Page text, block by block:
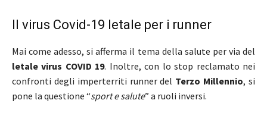
Il virus Covid-19 letale per i runner
Mai come adesso, si afferma il tema della salute per via del
letale virus COVID 19. Inoltre, con lo stop reclamato nei
confronti degli imperterriti runner del Terzo Millennio, si
pone la questione “sport e salute” a ruoli inversi.